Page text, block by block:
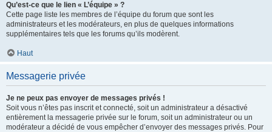
Qu’est-ce que le lien « L’équipe » ?
Cette page liste les membres de l’équipe du forum que sont les
administrateurs et les modérateurs, en plus de quelques informations
supplémentaires tels que les forums qu’ils modèrent.
Haut
Messagerie privée
Je ne peux pas envoyer de messages privés !
Soit vous n’êtes pas inscrit et connecté, soit un administrateur a désactivé
entièrement la messagerie privée sur le forum, soit un administrateur ou un
modérateur a décidé de vous empêcher d’envoyer des messages privés. Pour